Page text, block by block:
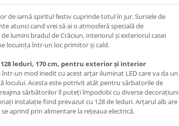
de iarnă spiritul festiv cuprinde totul în jur. Sursele de
atunci cand vrei să ai o atmosferă specială de
lumini bradul de Crăciun, interiorul și exteriorul casei
locuința într-un loc primitor și cald.
leduri, 170 cm, pentru exterior și interior
un mod inedit cu acest arțar iluminat LED care va da un
locului. Acesta este potrivit atât pentru sărbatorile de
sărbătorilor îl puteți împodobi cu diverse decorațiuni
instalație fiind prevazut cu 128 de leduri. Arțarul alb are
aprind prin alimentare la rețeaua electrică.